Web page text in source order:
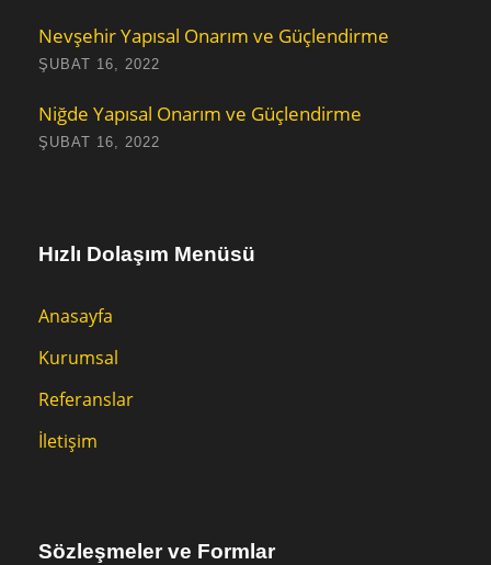
Nevşehir Yapısal Onarım ve Güçlendirme
ŞUBAT 16, 2022
Niğde Yapısal Onarım ve Güçlendirme
ŞUBAT 16, 2022
Hızlı Dolaşım Menüsü
Anasayfa
Kurumsal
Referanslar
İletişim
Sözleşmeler ve Formlar